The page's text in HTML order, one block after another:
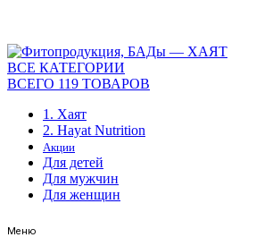
ВСЕ КАТЕГОРИИ
ВСЕГО 119 ТОВАРОВ
1. Хаят
2. Hayat Nutrition
Акции
Для детей
Для мужчин
Для женщин
Меню